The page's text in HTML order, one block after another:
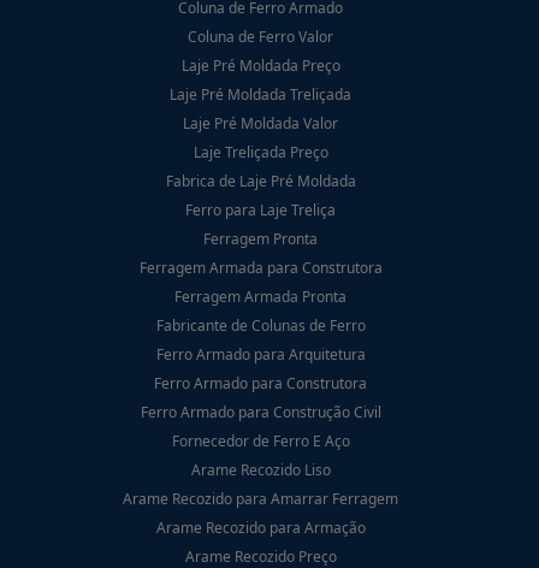
Coluna de Ferro Armado
Coluna de Ferro Valor
Laje Pré Moldada Preço
Laje Pré Moldada Treliçada
Laje Pré Moldada Valor
Laje Treliçada Preço
Fabrica de Laje Pré Moldada
Ferro para Laje Treliça
Ferragem Pronta
Ferragem Armada para Construtora
Ferragem Armada Pronta
Fabricante de Colunas de Ferro
Ferro Armado para Arquitetura
Ferro Armado para Construtora
Ferro Armado para Construção Civil
Fornecedor de Ferro E Aço
Arame Recozido Liso
Arame Recozido para Amarrar Ferragem
Arame Recozido para Armação
Arame Recozido Preço